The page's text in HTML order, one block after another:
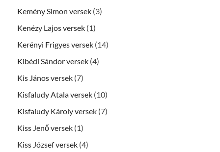
Kemény Simon versek (3)
Kenézy Lajos versek (1)
Kerényi Frigyes versek (14)
Kibédi Sándor versek (4)
Kis János versek (7)
Kisfaludy Atala versek (10)
Kisfaludy Károly versek (7)
Kiss Jenő versek (1)
Kiss József versek (4)